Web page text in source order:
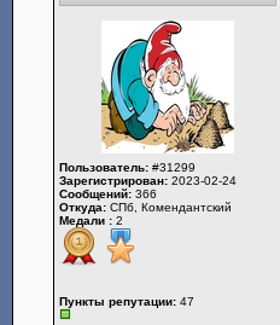
Пользователь: #31299
Зарегистрирован: 2023-02-24
Сообщений: 366
Откуда: СПб, Комендантский
Медали : 2
Пункты репутации: 47